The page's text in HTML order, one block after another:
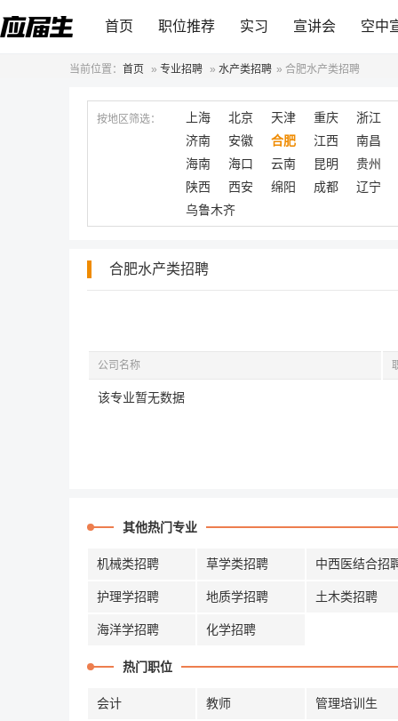
首页 职位推荐 实习 宣讲会 空中
当前位置： 首页 » 专业招聘 » 水产类招聘 » 合肥水产类招聘
按地区筛选： 上海 北京 天津 重庆
浙江
济南
安徽 合肥 江西
南昌
海南
海口 云南 昆明
贵州
陕西
西安 绵阳 成都
辽宁
乌鲁木齐
合肥水产类招聘
公司名称
该专业暂无数据
其他热门专业
机械类招聘 草学类招聘 中西医结合招
护理学招聘 地质学招聘 土木类招聘
海洋学招聘 化学招聘
热门职位
会计 教师 管理培训生